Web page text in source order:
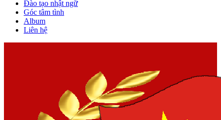
Đào tạo nhật ngữ
Góc tâm tình
Album
Liên hệ